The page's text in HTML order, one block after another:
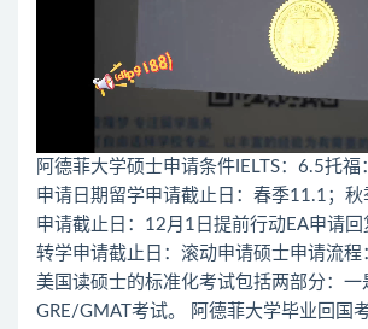
阿德菲大学硕士申请条件IELTS：6.5托
申请日期留学申请截止日：春季11.1；
申请截止日：12月1日提前行动EA申请
转学申请截止日：滚动申请硕士申请流程
美国读硕士的标准化考试包括两部分：一
GRE/GMAT考试。 阿德菲大学毕业回国